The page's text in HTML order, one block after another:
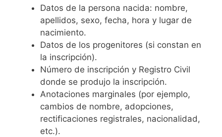
Datos de la persona nacida: nombre,
apellidos, sexo, fecha, hora y lugar de
nacimiento.
Datos de los progenitores (si constan en
la inscripción).
Número de inscripción y Registro Civil
donde se produjo la inscripción.
Anotaciones marginales (por ejemplo,
cambios de nombre, adopciones,
rectificaciones registrales, nacionalidad,
etc.).